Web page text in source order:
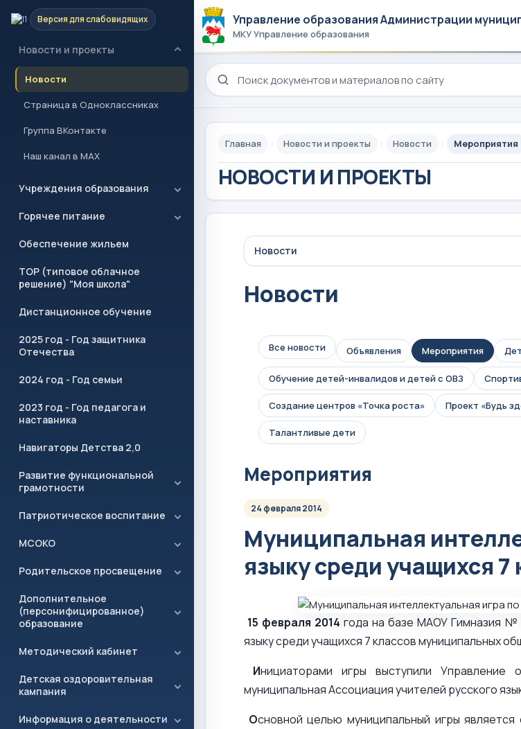
Версия для слабовидящих
Главная
Новости и проекты
Новости
Страница в Одноклассниках
Группа ВКонтакте
Наш канал в MAX
Учреждения образования
Горячее питание
Обеспечение жильем
ТОР (типовое облачное
решение) "Моя школа"
Дистанционное обучение
2025 год - Год защитника
Отечества
2024 год - Год семьи
2023 год - Год педагога и
наставника
Навигаторы Детства 2,0
Развитие функциональной
грамотности
Патриотическое воспитание
МСОКО
Родительское просвещение
Дополнительное
(персонифицированное)
образование
Методический кабинет
Детская оздоровительная
кампания
Информация о деятельности
Управление образования Администрации
МКУ Управление образования
Поиск по сайту
Главная Новости и проекты Новости Мероприятия
НОВОСТИ И ПРОЕКТЫ
Новости
Новости
Все новости Объявления Мероприятия
Обучение детей-инвалидов и детей с ОВЗ
Создание центров «Точка роста» Проект «Будь
Талантливые дети
Мероприятия
24 февраля 2014
Муниципальная
языку среди учащихся 7
15 февраля 2014 года на базе МАОУ Гимназия №
языку среди учащихся 7 классов муниципальных
Инициаторами игры выступили Управление
муниципальная Ассоциация учителей русского
Основной целью муниципальный игры